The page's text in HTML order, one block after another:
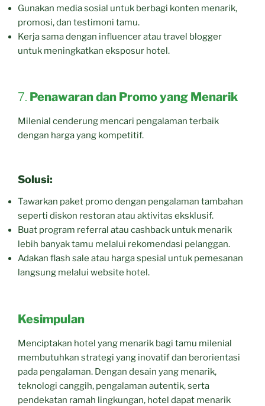
Gunakan media sosial untuk berbagi konten menarik,
promosi, dan testimoni tamu.
Kerja sama dengan influencer atau travel blogger
untuk meningkatkan eksposur hotel.
7. Penawaran dan Promo yang Menarik
Milenial cenderung mencari pengalaman terbaik
dengan harga yang kompetitif.
Solusi:
Tawarkan paket promo dengan pengalaman tambahan
seperti diskon restoran atau aktivitas eksklusif.
Buat program referral atau cashback untuk menarik
lebih banyak tamu melalui rekomendasi pelanggan.
Adakan flash sale atau harga spesial untuk pemesanan
langsung melalui website hotel.
Kesimpulan
Menciptakan hotel yang menarik bagi tamu milenial
membutuhkan strategi yang inovatif dan berorientasi
pada pengalaman. Dengan desain yang menarik,
teknologi canggih, pengalaman autentik, serta
pendekatan ramah lingkungan, hotel dapat menarik